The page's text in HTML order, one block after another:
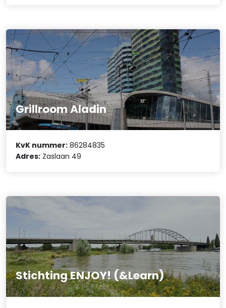
Grillroom Aladin
KvK nummer: 86284835
Adres: Zaslaan 49
Stichting ENJOY! (&Learn)